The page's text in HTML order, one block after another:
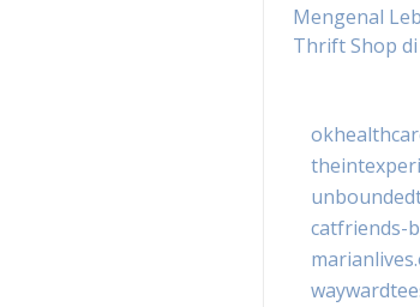
Mengenal
Thrift Shop
catfriends-